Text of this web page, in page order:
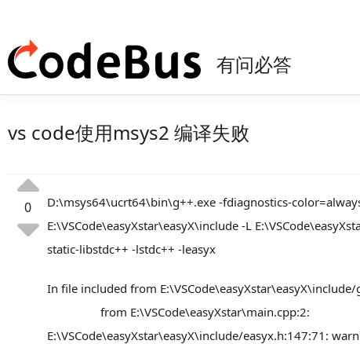
有问必答
vs code使用msys2 编译失败
0
D:\msys64\ucrt64\bin\g++.exe -fdiagnostics-
E:\VSCode\easyXstar\easyX\include -L
static-libstdc++ -lstdc++ -leasyx
In file included from
from E:\VSCode\easyXstar\main.cpp:2:
E:\VSCode\easyXstar\easyX\include/easyx.h:147:71: